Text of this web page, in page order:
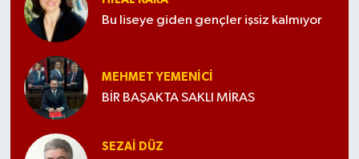
Bu liseye giden gençler işsiz kalmıyor
MEHMET YEMENICI
BİR BAŞAKTA SAKLI MİRAS
SEZAI DÜZ